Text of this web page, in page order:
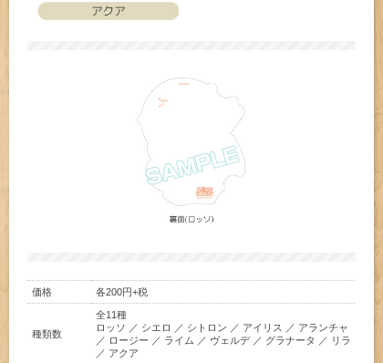
価格 各200円+税
種類数
全11種
ロッソ ／ シエロ ／ シトロン ／ アイリス ／ アランチャ
／ ロージー ／ ライム ／ ヴェルデ ／ グラナータ ／ リラ
／ アクア